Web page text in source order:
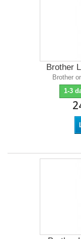
Brother
Brother
1-3